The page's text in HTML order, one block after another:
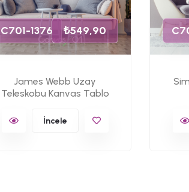
C701-1376 ₺549,90
James Webb Uzay
Teleskobu Kanvas Tablo
İncele